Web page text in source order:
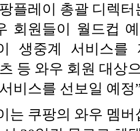
플레이 총괄 디렉터
회원들이 월드컵
생중계 서비스를
등 와우 회원 대상
비스를 선보일 예정
는 쿠팡의 와우 멤버